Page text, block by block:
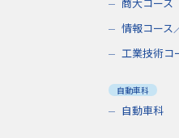
情報コース
工業技術コ
自動車科
自動車科